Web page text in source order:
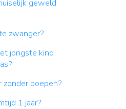
geweld
zwanger?
jongste kind
zonder poepen?
1 jaar?